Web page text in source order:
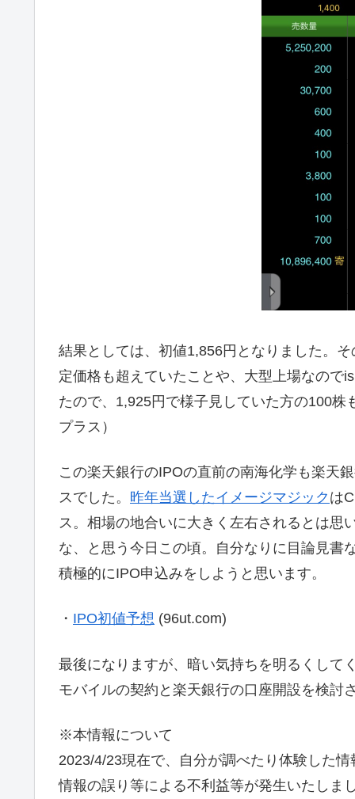
結果としては、初値1,856円となりました。
定価格も超えていたことや、大型上場なので
たので、1,925円で様子見していた方の100
プラス）
この楽天銀行のIPOの直前の南海化学も楽天
スでした。 昨年当選したイメージマジック は
ス。相場の地合いに大きく左右されるとは思
な、と思う今日この頃。自分なりに目論見書
積極的にIPO申込みをしようと思います。
・ IPO初値予想 (96ut.com)
最後になりますが、暗い気持ちを明るくして
モバイルの契約と楽天銀行の口座開設を検討
※本情報について
2023/4/23現在で、自分が調べたり体験した
情報の誤り等による不利益等が発生いたしま